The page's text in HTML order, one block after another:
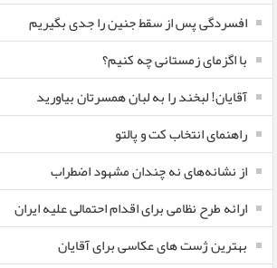
افسردگی پس از سقط جنین را جدی بگیریم
با اگزمای زمستانی چه کنیم؟
آقایان! لبخند را به لبان همسرتان بیاورید
راهنمای انتخاب کت و پالتو
از نشانه‌های نه چندان مشهود اضطراب
ارائه طرح نظامی برای اقدام احتمالی علیه ایران
بهترین ژست های عکاسی برای آقایان